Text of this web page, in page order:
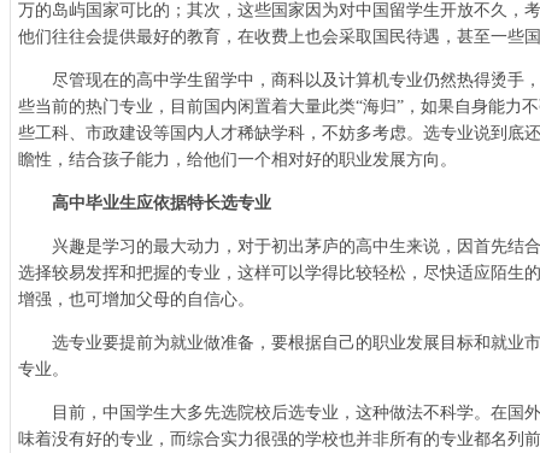
万的岛屿国家可比的；其次，这些国家因为对中国留学生开放不久，
他们往往会提供最好的教育，在收费上也会采取国民待遇，甚至一些
尽管现在的高中学生留学中，商科以及计算机专业仍然热得烫手
些当前的热门专业，目前国内闲置着大量此类“海归”，如果自身能力
些工科、市政建设等国内人才稀缺学科，不妨多考虑。选专业说到底
瞻性，结合孩子能力，给他们一个相对好的职业发展方向。
高中毕业生应依据特长选专业
兴趣是学习的最大动力，对于初出茅庐的高中生来说，因首先结
选择较易发挥和把握的专业，这样可以学得比较轻松，尽快适应陌生
增强，也可增加父母的自信心。
选专业要提前为就业做准备，要根据自己的职业发展目标和就业
专业。
目前，中国学生大多先选院校后选专业，这种做法不科学。在国
味着没有好的专业，而综合实力很强的学校也并非所有的专业都名列